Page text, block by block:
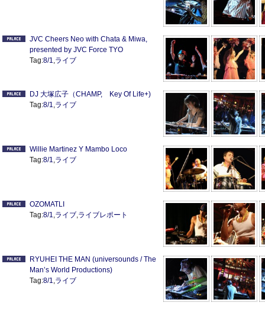
JVC Cheers Neo with Chata & Miwa,
presented by JVC Force TYO
Tag:8/1,ライブ
DJ 大塚広子（CHAMP, Key Of Life+)
Tag:8/1,ライブ
Willie Martinez Y Mambo Loco
Tag:8/1,ライブ
OZOMATLI
Tag:8/1,ライブ,ライブレポート
RYUHEI THE MAN (universounds / The
Man’s World Productions)
Tag:8/1,ライブ